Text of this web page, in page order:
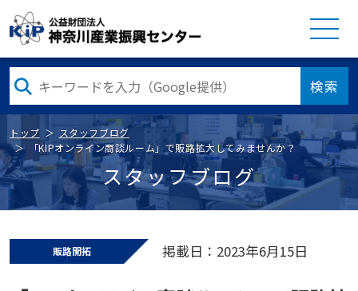
検索
トップ
スタッフブログ
「KIPオンライン商談ルーム」で販路拡大してみませんか？
スタッフブログ
販路開拓 掲載日：2023年6月15日